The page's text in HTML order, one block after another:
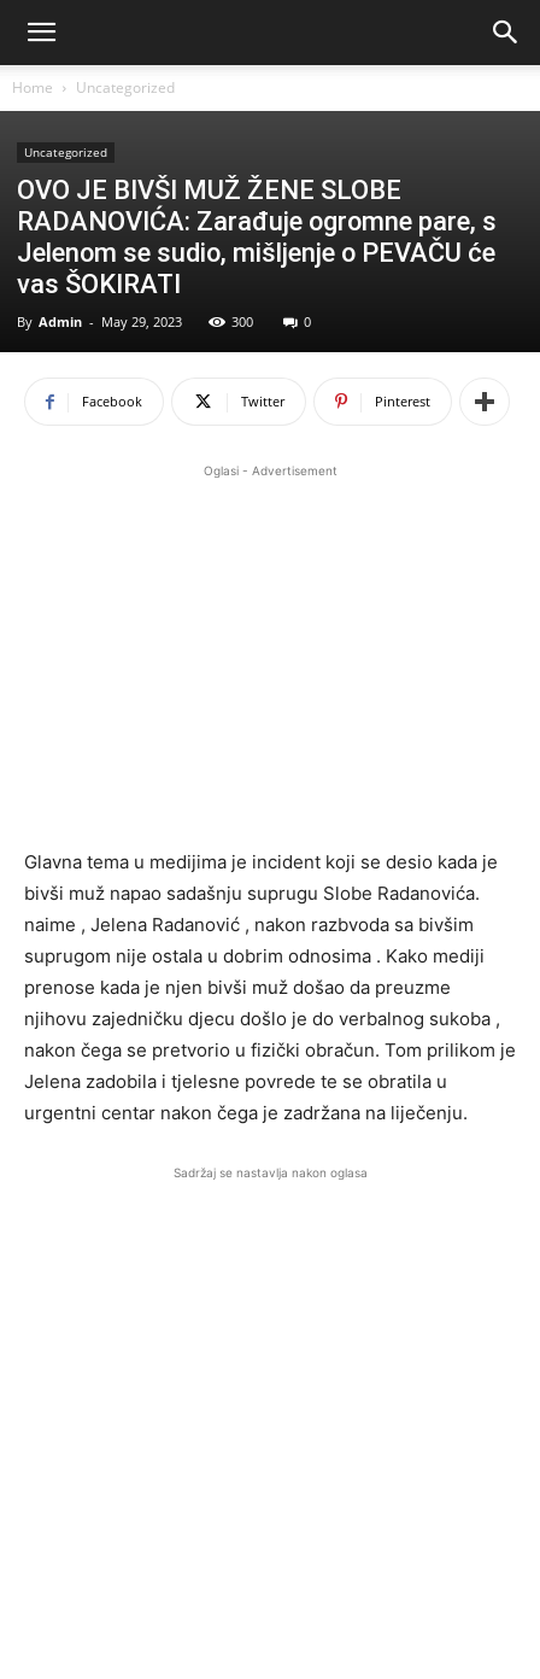
Home Uncategorized
Uncategorized
OVO JE BIVŠI MUŽ ŽENE SLOBE
RADANOVIĆA: Zarađuje ogromne pare, s
Jelenom se sudio, mišljenje o PEVAČU će
vas ŠOKIRATI
By Admin - May 29, 2023 300 0
Facebook Twitter Pinterest
Oglasi - Advertisement
Glavna tema u medijima je incident koji se desio kada je
bivši muž napao sadašnju suprugu Slobe Radanovića.
naime , Jelena Radanović , nakon razbvoda sa bivšim
suprugom nije ostala u dobrim odnosima . Kako mediji
prenose kada je njen bivši muž došao da preuzme
njihovu zajedničku djecu došlo je do verbalnog sukoba ,
nakon čega se pretvorio u fizički obračun. Tom prilikom je
Jelena zadobila i tjelesne povrede te se obratila u
urgentni centar nakon čega je zadržana na liječenju.
Sadržaj se nastavlja nakon oglasa